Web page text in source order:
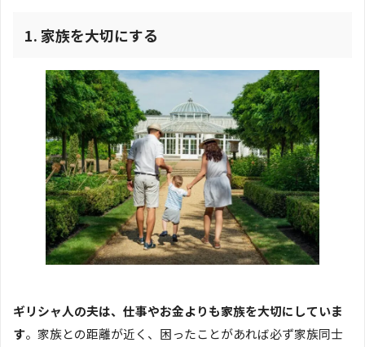
1. 家族を大切にする
ギリシャ人の夫は、仕事やお金よりも家族を大切にしていま
す。家族との距離が近く、困ったことがあれば必ず家族同士